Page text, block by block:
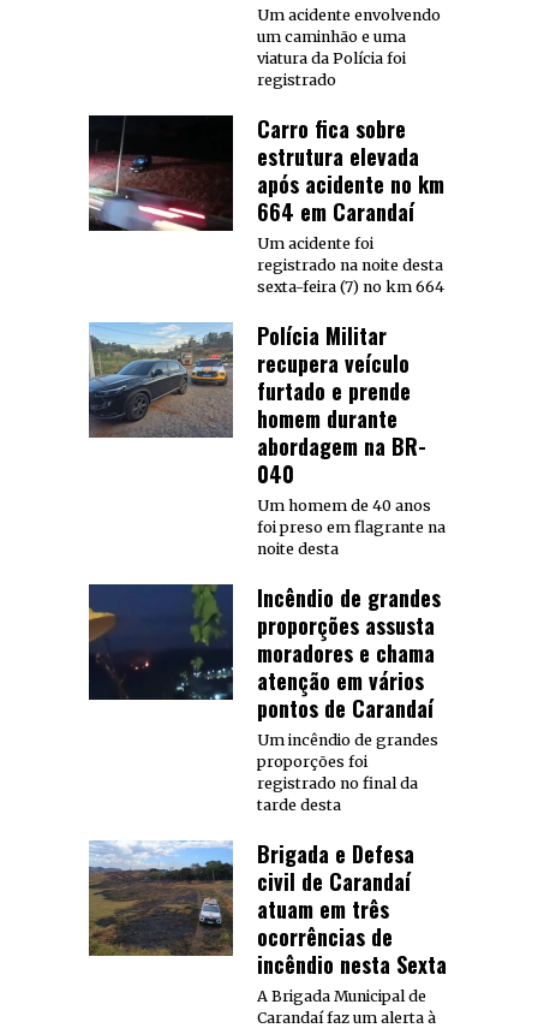
Um acidente envolvendo
um caminhão e uma
viatura da Polícia foi
registrado
Carro fica sobre
estrutura elevada
após acidente no km
664 em Carandaí
Um acidente foi
registrado na noite desta
sexta-feira (7) no km 664
Polícia Militar
recupera veículo
furtado e prende
homem durante
abordagem na BR-
040
Um homem de 40 anos
foi preso em flagrante na
noite desta
Incêndio de grandes
proporções assusta
moradores e chama
atenção em vários
pontos de Carandaí
Um incêndio de grandes
proporções foi
registrado no final da
tarde desta
Brigada e Defesa
civil de Carandaí
atuam em três
ocorrências de
incêndio nesta Sexta
A Brigada Municipal de
Carandaí faz um alerta à